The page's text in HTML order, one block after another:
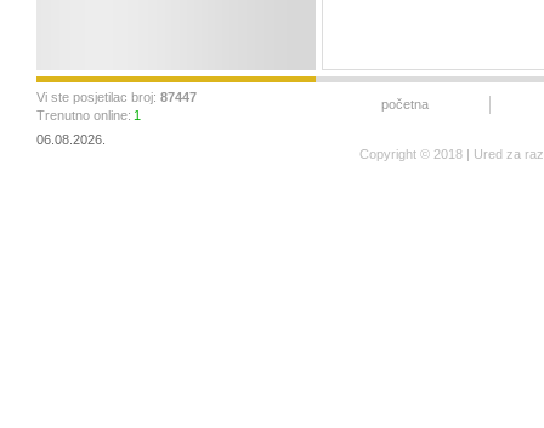
Vi ste posjetilac broj: 87447
Trenutno online: 1
06.08.2026.
početna
Copyright © 2018 | Ured za